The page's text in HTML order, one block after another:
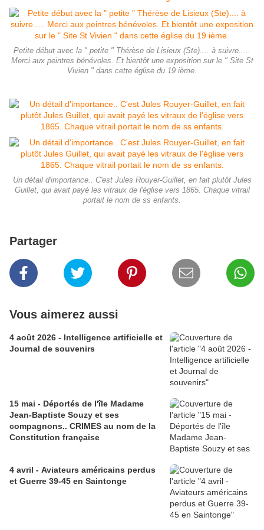
Petite début avec la " petite " Thérèse de Lisieux (Ste).... à suivre.....
Merci aux peintres bénévoles. Et bientôt une exposition sur le " Site St
Vivien " dans cette église du 19 ième.
Un détail d'importance.. C'est Jules Rouyer-Guillet, en fait plutôt Jules
Guillet, qui avait payé les vitraux de l'église vers 1865. Chaque vitrail
portait le nom de ss enfants.
Partager
Vous aimerez aussi
4 août 2026 - Intelligence artificielle et
Journal de souvenirs
15 mai - Déportés de l'île Madame
Jean-Baptiste Souzy et ses
compagnons.. CRIMES au nom de la
Constitution française
4 avril - Aviateurs américains perdus
et Guerre 39-45 en Saintonge